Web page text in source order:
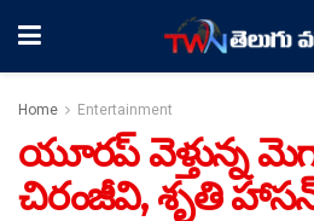
Home Entertainment
యూరప్ వెళ్తున్న
చిరంజీవి, శృతి